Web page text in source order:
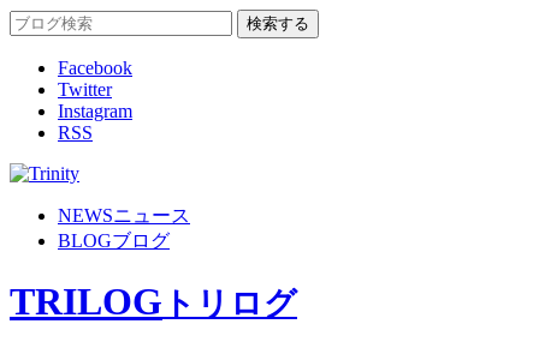
Facebook
Twitter
Instagram
RSS
NEWSニュース
BLOGブログ
TRILOG トリログ